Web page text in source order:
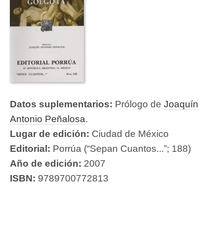
Datos suplementarios: Prólogo de Joaquín
Antonio Peñalosa.
Lugar de edición: Ciudad de México
Editorial: Porrúa (“Sepan Cuantos...”; 188)
Año de edición: 2007
ISBN: 9789700772813